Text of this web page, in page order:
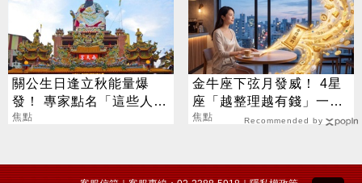
關公生日逢立秋能量爆
發！ 專家點名「這些人」
別亂拜
焦點
金牛座下弦月發威！ 4星
座「越整理越有錢」一路
旺運到10月
焦點 Recommended by